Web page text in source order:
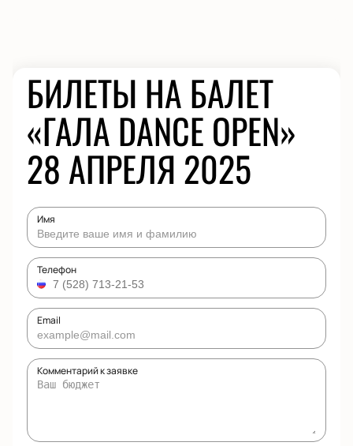
БИЛЕТЫ НА БАЛЕТ
«ГАЛА DANCE OPEN»
28 АПРЕЛЯ 2025
Имя
Телефон
Email
Комментарий к заявке